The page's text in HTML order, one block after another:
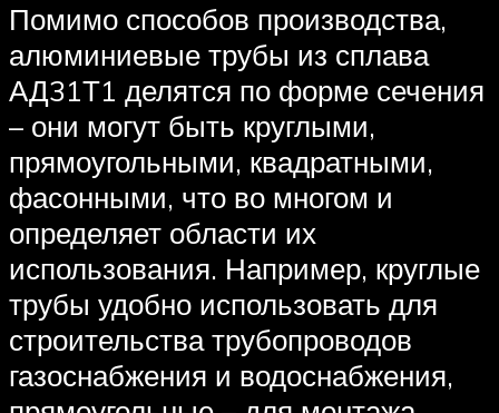
Помимо способов производства,
алюминиевые трубы из сплава
АД31Т1 делятся по форме сечения
– они могут быть круглыми,
прямоугольными, квадратными,
фасонными, что во многом и
определяет области их
использования. Например, круглые
трубы удобно использовать для
строительства трубопроводов
газоснабжения и водоснабжения,